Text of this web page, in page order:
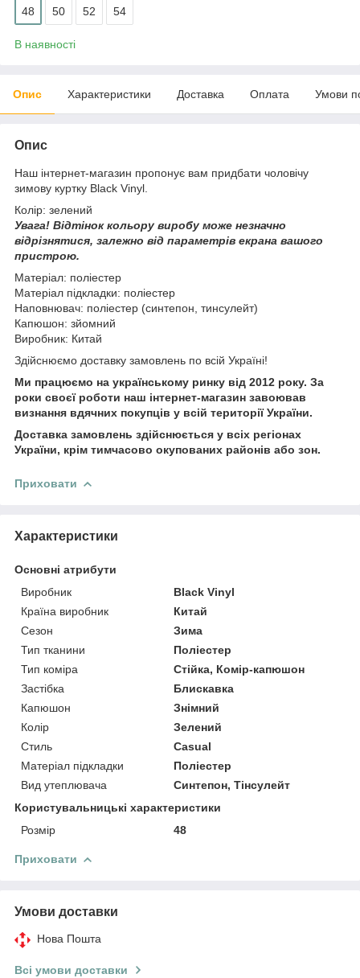
48 50 52 54
В наявності
Опис Характеристики Доставка Оплата Умови
Опис
Наш інтернет-магазин пропонує вам придбати чоловічу
зимову куртку Black Vinyl.
Колір: зелений
Увага! Відтінок кольору виробу може незначно
відрізнятися, залежно від параметрів екрана вашого
пристрою.
Матеріал: поліестер
Матеріал підкладки: поліестер
Наповнювач: поліестер (синтепон, тинсулейт)
Капюшон: зйомний
Виробник: Китай
Здійснюємо доставку замовлень по всій Україні!
Ми працюємо на українському ринку від 2012 року. За
роки своєї роботи наш інтернет-магазин завоював
визнання вдячних покупців у всій території України.
Доставка замовлень здійснюється у всіх регіонах
України, крім тимчасово окупованих районів або зон.
Приховати
Характеристики
Основні атрибути
Виробник
Black Vinyl
Країна виробник
Китай
Сезон
Зима
Тип тканини
Поліестер
Тип коміра
Стійка, Комір-капюшон
Застібка
Блискавка
Капюшон
Знімний
Колір
Зелений
Стиль
Casual
Матеріал підкладки
Поліестер
Вид утеплювача
Синтепон, Тінсулейт
Користувальницькі характеристики
Розмір
48
Приховати
Умови доставки
Нова Пошта
Всі умови доставки